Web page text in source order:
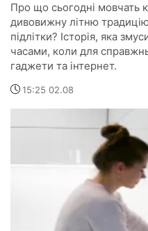
Про що сьогодні мовчать
дивовижну літню
підлітки? Історія, яка
часами, коли для
гаджети та інтернет.
15:25 02.08